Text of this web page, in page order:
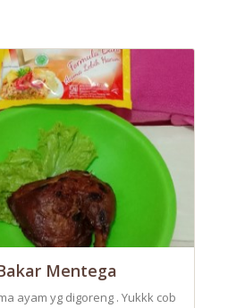
yaitu kari. Jadilah ini
sambal pedas
Mentega
ayam yg digoreng . Yukkk cobain